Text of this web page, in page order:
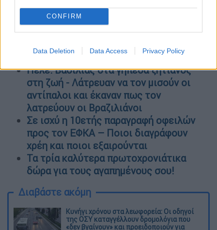
CONFIRM
Data Deletion Data Access Privacy Policy
να τακτοποιηθούν πριν εκπνεύσει το
2022
Θα καταφέρνατε να τον ανέβετε; Αυτός
είναι ο πιο ανηφορικός δρόμος στον
κόσμο - Πού βρίσκεται και τι κλίση έχει
Πελέ: Βασιλιάς στα γήπεδα ζητιάνος
στη ζωή - Λάτρευαν να τον μισούν οι
αντίπαλοι και έκαναν πως τον
λατρεύουν οι Βραζιλιάνοι
Σε ισχύ η 10ετής παραγραφή οφειλών
προς τον ΕΦΚΑ – Ποιοι διαγράφουν
χρέη και ποιοι εξαιρούνται
Τα τρία καλύτερα πρωτοχρονιάτικα
δώρα για τους αγαπημένους σου!
Διαβάστε ακόμη
Κυνήγι χρόνου στα λεωφορεία: Οι οδηγοί
της ΟΣΥ καταγγέλλουν δρομολόγια που
«δεν βγαίνουν» και προειδοποιούν για